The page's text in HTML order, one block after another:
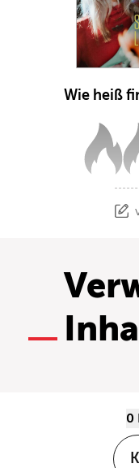
Wie heiß